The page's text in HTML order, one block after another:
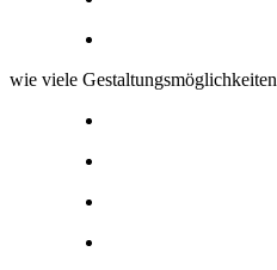
wie viele Gestaltungsmöglichkeiten